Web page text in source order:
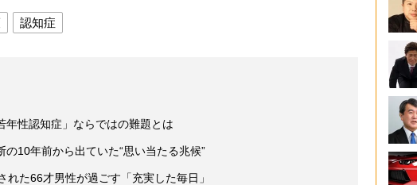
認知症
性認知症」ならではの難題とは
10年前から出ていた“思い当たる兆候”
た66才男性が過ごす「充実した毎日」